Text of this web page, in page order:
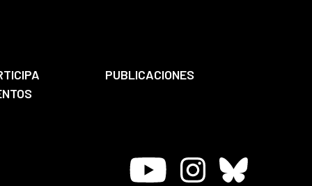
PUBLICACIONES
Youtube InstagramBluesky